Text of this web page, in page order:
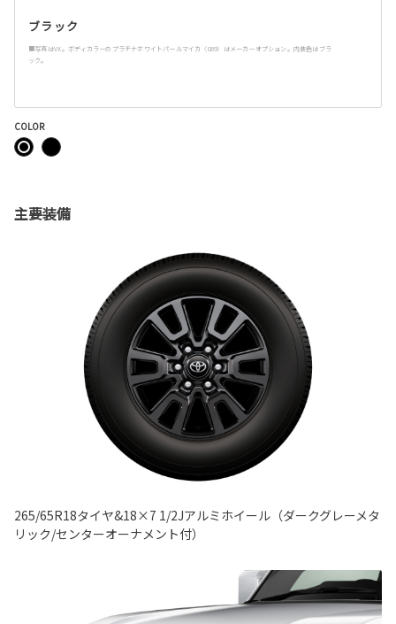
ブラック
■写真はVX。ボディカラーのプラチナホワイトパールマイカ〈089〉はメーカーオプション。内装色はブラ
ック。
COLOR
主要装備
265/65R18タイヤ&18×7 1/2Jアルミホイール（ダークグレーメタ
リック/センターオーナメント付）